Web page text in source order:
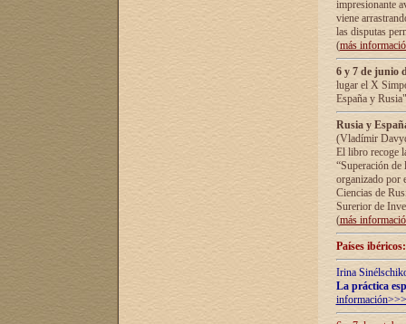
impresionante
viene
las disputas
(más
6 y 7 de junio
lugar el X
España y
Rusia y
(Vladímir
El libro recoge
“Superación
organizado por
Ciencias de
Surerior de
(más
Países
Irina
La práctica
información>>>